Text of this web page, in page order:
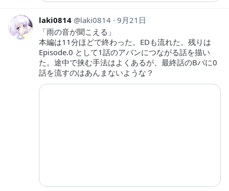
laki0814 laki0814 9月21日
「雨の音が聞こえる」
本編は11分ほどで終わった。EDも流れた。残りは
Episode.0 として1話のアバンにつながる話を描い
た。途中で挟む手法はよくあるが、最終話のBパに0
話を流すのはあんまないような？